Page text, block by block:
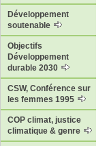
Développement
soutenable
Objectifs
Développement
durable 2030
CSW, Conférence sur
les femmes 1995
COP climat, justice
climatique & genre